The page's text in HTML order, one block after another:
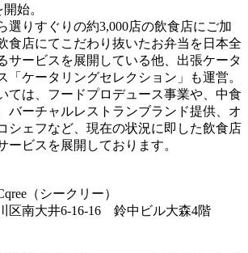
始。
選りすぐりの約3,000店の飲食店にご加
食店にてこだわり抜いたお弁当を日本全
サービスを展開している他、出張ケータ
「ケータリングセレクション」も運営。
ては、フードプロデュース事業や、中食
バーチャルレストランブランド提供、オ
シェフなど、現在の状況に即した飲食店
ービスを展開しております。
（シークリー）
区南大井6-16-16 鈴中ビル大森4階